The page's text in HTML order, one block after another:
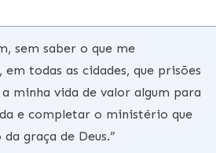
sem saber o que me
todas as cidades, que prisões
minha vida de valor algum para
e completar o ministério que
graça de Deus.”